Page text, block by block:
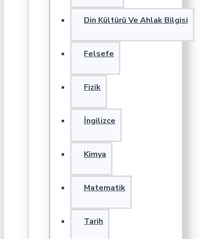
Din Kültürü Ve Ahlak Bilgisi
Felsefe
Fizik
İngilizce
Kimya
Matematik
Tarih